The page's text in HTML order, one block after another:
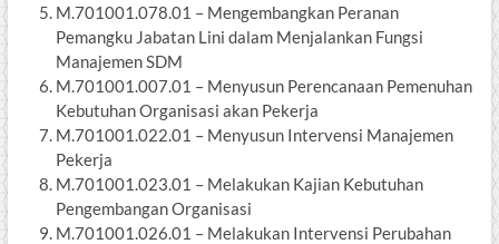
M.701001.078.01 – Mengembangkan Peranan
Pemangku Jabatan Lini dalam Menjalankan Fungsi
Manajemen SDM
M.701001.007.01 – Menyusun Perencanaan Pemenuhan
Kebutuhan Organisasi akan Pekerja
M.701001.022.01 – Menyusun Intervensi Manajemen
Pekerja
M.701001.023.01 – Melakukan Kajian Kebutuhan
Pengembangan Organisasi
M.701001.026.01 – Melakukan Intervensi Perubahan